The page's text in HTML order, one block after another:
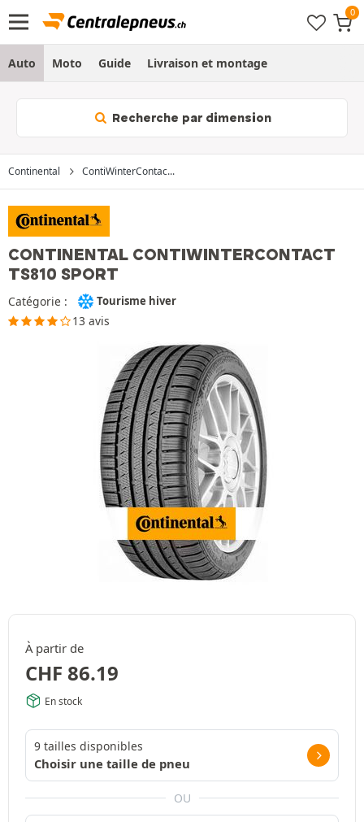
Auto Moto Guide Livraison et montage
Recherche par dimension
Continental ContiWinterContac...
CONTINENTAL CONTIWINTERCONTACT
TS810 SPORT
Catégorie : Tourisme hiver
13 avis
À partir de
CHF 86.19
En stock
9 tailles disponibles
Choisir une taille de pneu
OU